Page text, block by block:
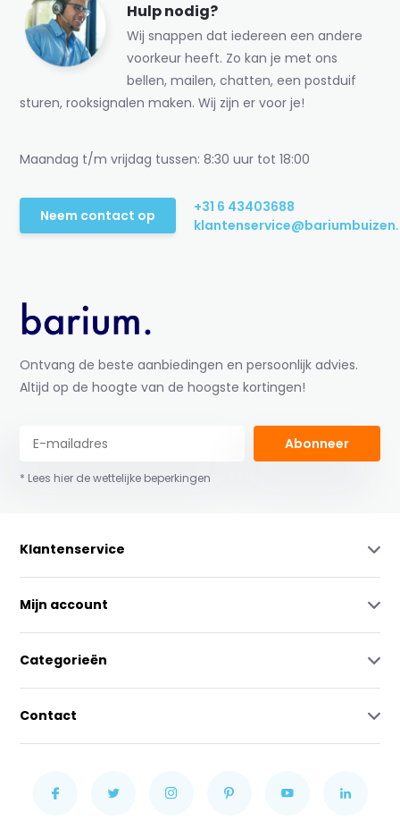
Hulp nodig?
Wij snappen dat iedereen een andere
voorkeur heeft. Zo kan je met ons
bellen, mailen, chatten, een postduif
sturen, rooksignalen maken. Wij zijn er voor je!
Maandag t/m vrijdag tussen: 8:30 uur tot 18:00
Neem contact op
+31 6 43403688
Ontvang de beste aanbiedingen en persoonlijk advies.
Altijd op de hoogte van de hoogste kortingen!
Abonneer
* Lees hier de wettelijke beperkingen
Klantenservice
Mijn account
Categorieën
Contact